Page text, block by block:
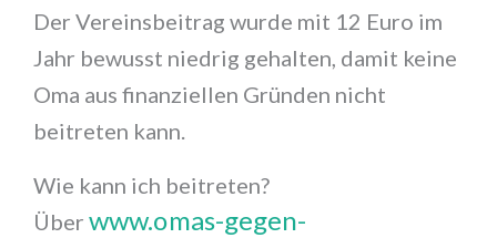
Der Vereinsbeitrag wurde mit 12 Euro im
Jahr bewusst niedrig gehalten, damit keine
Oma aus finanziellen Gründen nicht
beitreten kann.
Wie kann ich beitreten?
Über www.omas-gegen-